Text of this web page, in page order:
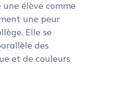
élève comme
une peur
Elle se
des
et de couleurs